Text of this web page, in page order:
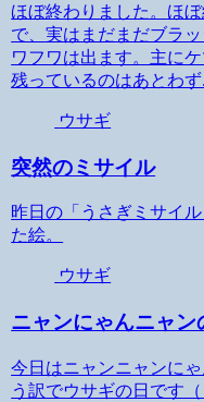
ほぼ終わりました。ほ
で、実はまだまだブラ
ワフワは出ます。主にケ
残っているのはあとわず
ウサギ
突然のミサイル
昨日の「うさぎミサイ
た絵。
ウサギ
ニャンにゃんニャン
今日はニャンニャンに
う訳でウサギの日です